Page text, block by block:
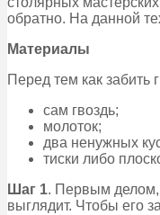
обратно. На данной
Материалы
Перед тем как забить
сам гвоздь;
молоток;
два ненужных
тиски либо
Шаг 1. Первым делом,
выглядит. Чтобы его